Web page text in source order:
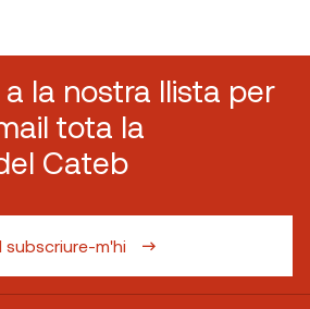
la nostra llista per
tota la
Cateb
subscriure-m'hi